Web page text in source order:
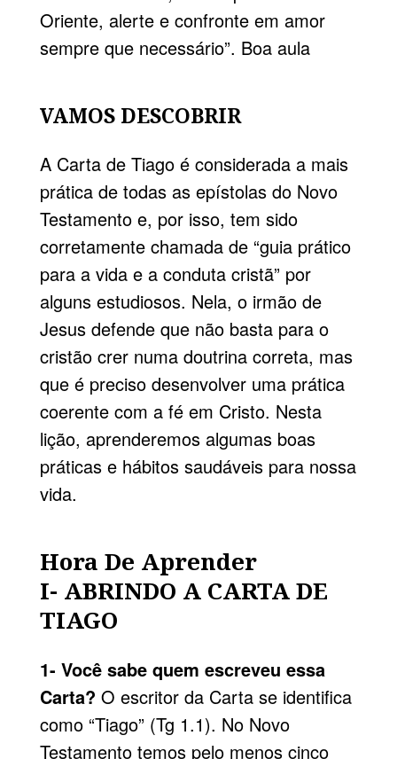
Oriente, alerte e confronte em amor
sempre que necessário”. Boa aula
VAMOS DESCOBRIR
A Carta de Tiago é considerada a mais
prática de todas as epístolas do Novo
Testamento e, por isso, tem sido
corretamente chamada de “guia prático
para a vida e a conduta cristã” por
alguns estudiosos. Nela, o irmão de
Jesus defende que não basta para o
cristão crer numa doutrina correta, mas
que é preciso desenvolver uma prática
coerente com a fé em Cristo. Nesta
lição, aprenderemos algumas boas
práticas e hábitos saudáveis para nossa
vida.
Hora De Aprender
I- ABRINDO A CARTA DE
TIAGO
1- Você sabe quem escreveu essa
Carta? O escritor da Carta se identifica
como “Tiago” (Tg 1.1). No Novo
Testamento temos pelo menos cinco